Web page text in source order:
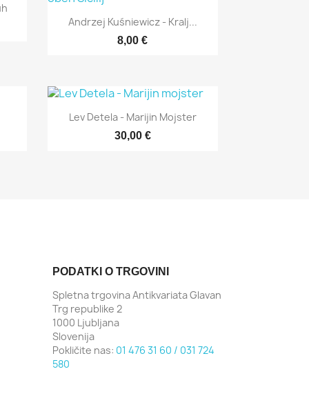
 Hitri ogled
Andrzej Kuśniewicz - Kralj...
8,00 €
 Hitri ogled
Lev Detela - Marijin Mojster
30,00 €
PODATKI O TRGOVINI
Spletna trgovina Antikvariata Glavan
Trg republike 2
1000 Ljubljana
Slovenija
Pokličite nas: 01 476 31 60 / 031 724
580